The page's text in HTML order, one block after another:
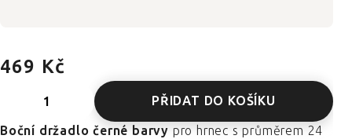
469 Kč
PŘIDAT DO KOŠÍKU
Boční držadlo černé barvy pro hrnec s průměrem 24